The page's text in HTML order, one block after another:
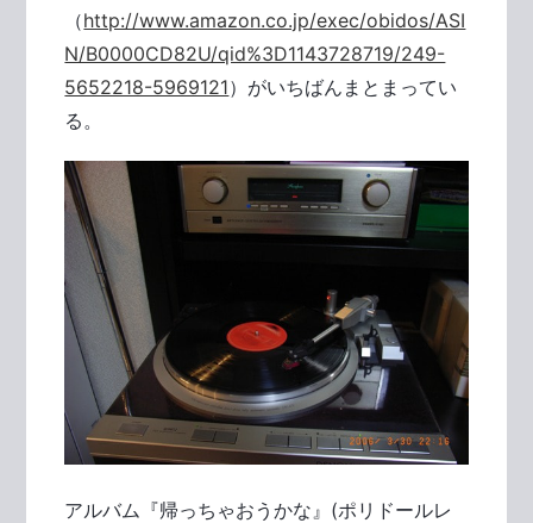
（http://www.amazon.co.jp/exec/obidos/ASI
N/B0000CD82U/qid%3D1143728719/249-
5652218-5969121）がいちばんまとまってい
る。
アルバム『帰っちゃおうかな』(ポリドールレ